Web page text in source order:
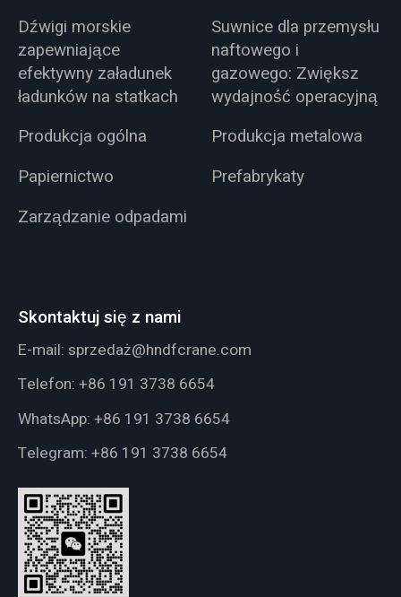
Dźwigi morskie
zapewniające
efektywny załadunek
ładunków na statkach
Suwnice dla przemysłu
naftowego i
gazowego: Zwiększ
wydajność operacyjną
Produkcja ogólna
Produkcja metalowa
Papiernictwo
Prefabrykaty
Zarządzanie odpadami
Skontaktuj się z nami
E-mail: sprzedaż@hndfcrane.com
Telefon: +86 191 3738 6654
WhatsApp: +86 191 3738 6654
Telegram: +86 191 3738 6654